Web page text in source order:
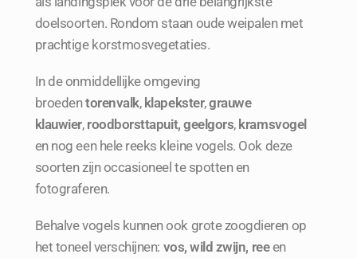
doelsoorten. Rondom staan oude weipalen met
prachtige korstmosvegetaties.
In de onmiddellijke omgeving
broedentorenvalk, klapekster,grauwe
klauwier, roodborsttapuit, geelgors, kramsvogel
en nog een hele reeks kleine vogels. Ook deze
soorten zijn occasioneel te spotten en
fotograferen.
Behalve vogels kunnen ook grote zoogdieren op
het toneel verschijnen: vos, wild zwijn, reeen